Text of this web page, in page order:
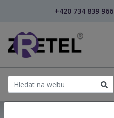
+420 734 839 966